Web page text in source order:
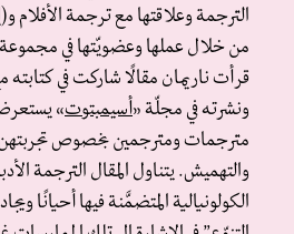
الترجمة وعلاقتها مع ترجمة الأفلام
من خلال عملها وعضويّتها في
قرأت ناريمان مقالًا شاركت في كتابته
ونشرته في مجلّة «أسيمبتوت»
مترجمات ومترجمين بخصوص
والتهميش. يتناول المقال الترجمة
الكولونيالية المتضمَّنة فيها أحيانًا